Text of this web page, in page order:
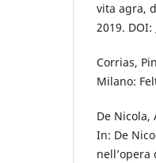
vita agra,
2019. DOI:
Corrias,
Milano:
De Nicola,
In: De